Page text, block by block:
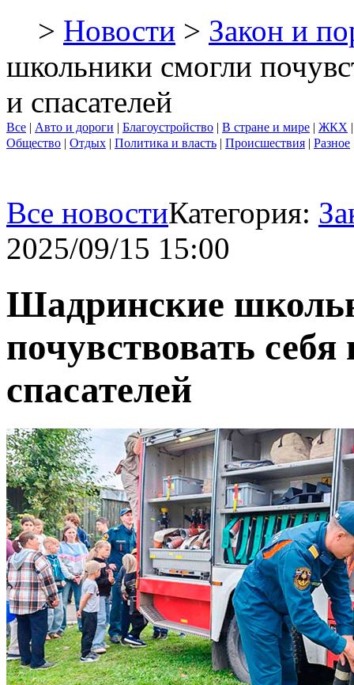
> Новости > Закон и
школьники смогли
и спасателей
Все | Авто и дороги | Благоустройство | В стране и мире | ЖКХ
Общество | Отдых | Политика и власть | Происшествия | Разное
Все новостиКатегория:
2025/09/15 15:00
Шадринские
почувствовать
спасателей